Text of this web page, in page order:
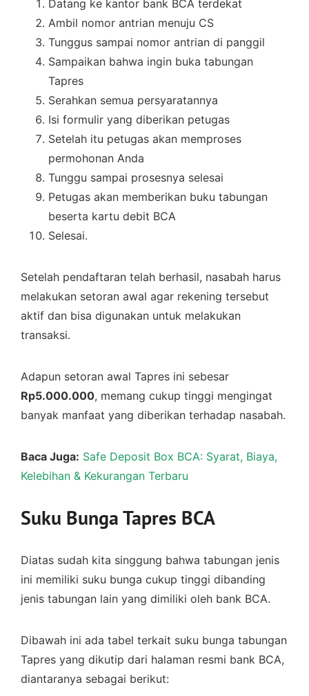
Datang ke kantor bank BCA terdekat
Ambil nomor antrian menuju CS
Tunggus sampai nomor antrian di panggil
Sampaikan bahwa ingin buka tabungan
Tapres
Serahkan semua persyaratannya
Isi formulir yang diberikan petugas
Setelah itu petugas akan memproses
permohonan Anda
Tunggu sampai prosesnya selesai
Petugas akan memberikan buku tabungan
beserta kartu debit BCA
Selesai.
Setelah pendaftaran telah berhasil, nasabah harus
melakukan setoran awal agar rekening tersebut
aktif dan bisa digunakan untuk melakukan
transaksi.
Adapun setoran awal Tapres ini sebesar
Rp5.000.000, memang cukup tinggi mengingat
banyak manfaat yang diberikan terhadap nasabah.
Baca Juga: Safe Deposit Box BCA: Syarat, Biaya,
Kelebihan & Kekurangan Terbaru
Suku Bunga Tapres BCA
Diatas sudah kita singgung bahwa tabungan jenis
ini memiliki suku bunga cukup tinggi dibanding
jenis tabungan lain yang dimiliki oleh bank BCA.
Dibawah ini ada tabel terkait suku bunga tabungan
Tapres yang dikutip dari halaman resmi bank BCA,
diantaranya sebagai berikut: